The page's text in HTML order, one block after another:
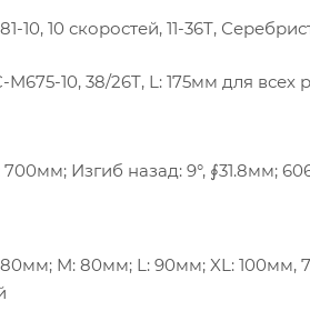
10, 10 скоростей, 11-36T,
M675-10, 38/26T, L: 175мм для всех
Изгиб назад: 9°, ∮31.8мм;
80мм; M: 80мм; L: 90мм; XL: 100мм,